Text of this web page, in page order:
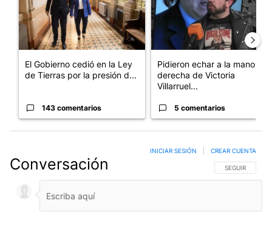
El Gobierno cedió en la Ley
de Tierras por la presión d...
143 comentarios
Pidieron echar a la mano
derecha de Victoria
Villarruel...
5 comentarios
Conversación SIGA ESTA
SEGUIR
INICIAR SESIÓN CREAR CUENTA